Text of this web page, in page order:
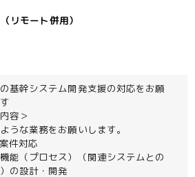
リモート併用）
基幹システム開発支援の対応をお願
容＞
うな業務をお願いします。
件対応
機能（プロセス）（関連システムとの
の設計・開発